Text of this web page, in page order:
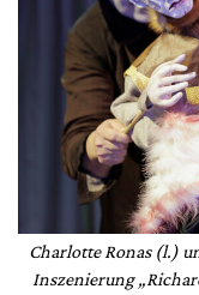
Charlotte Ronas (l.)
Inszenierung